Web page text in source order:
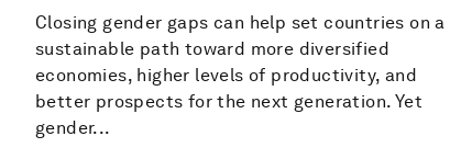
Closing gender gaps can help set countries on a
sustainable path toward more diversified
economies, higher levels of productivity, and
better prospects for the next generation. Yet
gender...